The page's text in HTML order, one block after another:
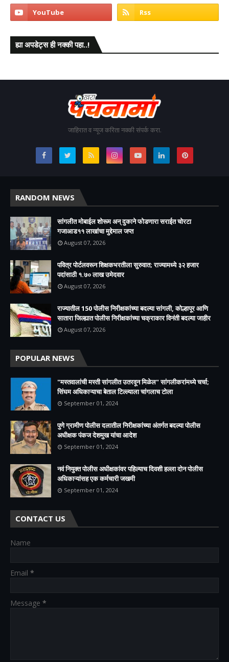
ह्या अपडेट्स ही नक्की पहा..!
जाहिरात व न्यूज करिता नक्की संपर्क करा.
RANDOM NEWS
सांगलीत मोबाईल शोरूम अन् दुकाने फोडणारा सराईत चोरटा
गजाआड११ लाखांचा मुद्देमाल जप्त
August 07, 2026
पवित्र पोर्टलवरून शिक्षकभरतीला सुरुवात; राज्यामध्ये ३२ हजार
पदांसाठी १.७० लाख उमेदवार
August 07, 2026
राज्यातील 150 पोलीस निरीक्षकांच्या बदल्या सांगली, कोल्हापूर आणि
सातारा जिल्ह्यात पोलीस निरीक्षकांच्या चक्राकार विनंती बदल्या जाहीर
August 07, 2026
POPULAR NEWS
"मस्तवालांची मस्ती सांगलीत उतरवून मिळेल" सांगलीकरांमध्ये चर्चा;
सिंघम अधिकाऱ्याचा बेताल टिल्ल्याला चांगलाच टोला
September 01, 2024
पुणे ग्रामीण पोलीस दलातील निरीक्षकांच्या अंतर्गत बदल्या पोलीस
अधीक्षक पंकज देशमुख यांचा आदेश
September 01, 2024
नवं नियुक्त पोलीस अधीक्षकांवर पहिल्याच दिवशी हल्ला दोन पोलीस
अधिकाऱ्यांसह एक कर्मचारी जखमी
September 01, 2024
CONTACT US
Name
Email *
Message *